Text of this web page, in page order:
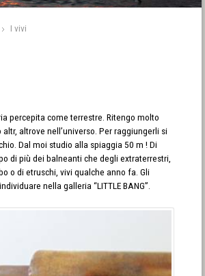
I vivi
percepita come terrestre. Ritengo molto
altrove nell’universo. Per raggiungerli si
Dal moi studio alla spiaggia 50 m ! Di
di più dei balneanti che degli extraterrestri,
o di etruschi, vivi qualche anno fa. Gli
nella galleria “LITTLE BANG”.